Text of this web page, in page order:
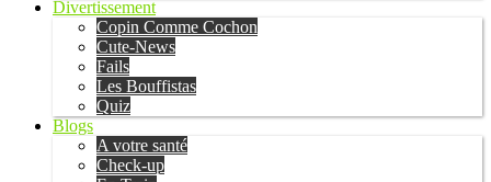
Divertissement
Copin Comme Cochon
Cute-News
Fails
Les Bouffistas
Quiz
Blogs
A votre santé
Check-up